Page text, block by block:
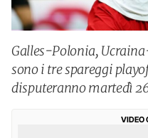
Galles-Polonia,
sono i tre spareggi
disputeranno martedì
VIDEO